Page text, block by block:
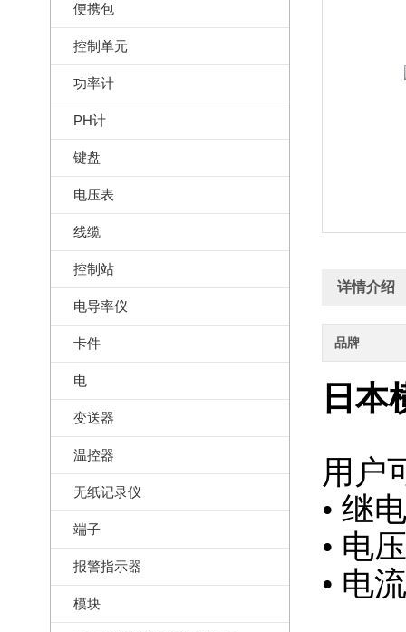
便携包
控制单元
功率计
PH计
键盘
电压表
线缆
控制站
电导率仪
卡件
电
变送器
温控器
无纸记录仪
端子
报警指示器
模块
详情介绍
品牌
日本
用户
• 继
• 电
• 电